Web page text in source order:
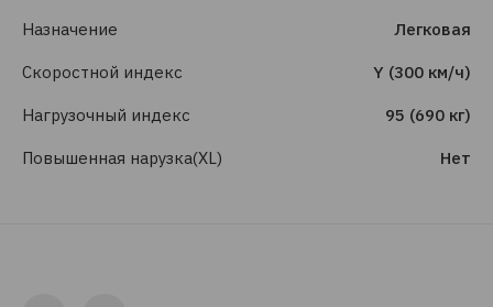
Назначение Легковая
Скоростной индекс Y (300 км/ч)
Нагрузочный индекс 95 (690 кг)
Повышенная нарузка(XL) Нет